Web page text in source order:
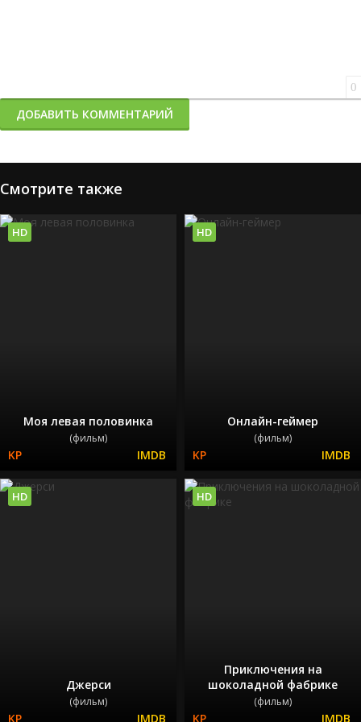
0
ДОБАВИТЬ КОММЕНТАРИЙ
Смотрите также
Моя левая половинка
(фильм)
HD
Онлайн-геймер
(фильм)
HD
Джерси
(фильм)
HD
Приключения на
шоколадной фабрике
(фильм)
HD